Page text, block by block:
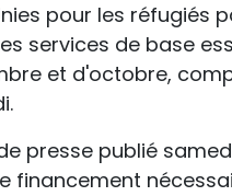
pour les réfugiés
services de base
et d'octobre,
presse publié
financement